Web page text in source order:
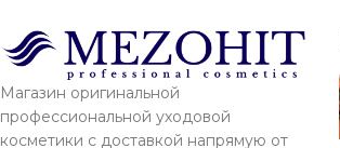
Магазин оригинальной
профессиональной уходовой
косметики с доставкой напрямую от